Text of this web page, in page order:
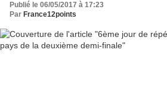
Publié le 06/05/2017 à 17:23
Par France12points